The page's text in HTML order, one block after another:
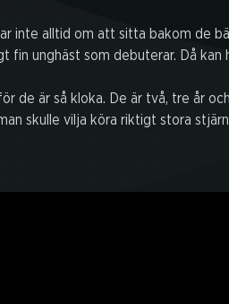
inte alltid om att sitta bakom de
fin unghäst som debuterar. Då kan
de är så kloka. De är två, tre år
skulle vilja köra riktigt stora